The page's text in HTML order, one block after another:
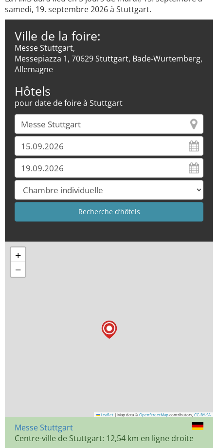
samedi, 19. septembre 2026 à Stuttgart.
Ville de la foire:
Messe Stuttgart,
Messepiazza 1, 70629 Stuttgart, Bade-Wurtemberg,
Allemagne
Hôtels
pour date de foire à Stuttgart
+
−
Leaflet | Map data © OpenStreetMap contributors, CC-BY-SA
Messe Stuttgart
Centre-ville de Stuttgart: 12,54 km en ligne droite